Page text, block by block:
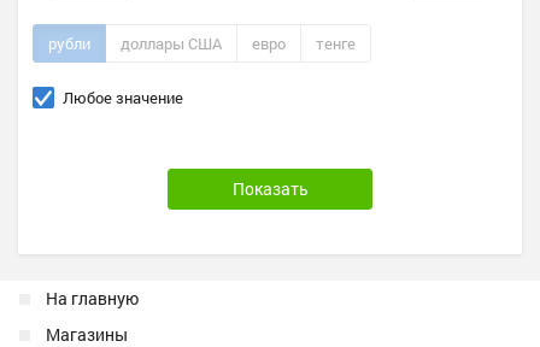
рубли доллары США евро тенге
Любое значение
На главную
Магазины